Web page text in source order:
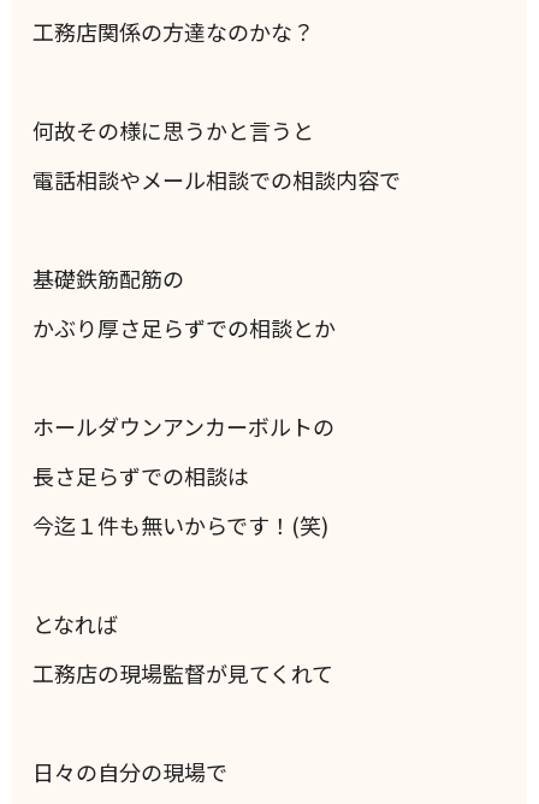
工務店関係の方達なのかな？
何故その様に思うかと言うと
電話相談やメール相談での相談内容で
基礎鉄筋配筋の
かぶり厚さ足らずでの相談とか
ホールダウンアンカーボルトの
長さ足らずでの相談は
今迄１件も無いからです！(笑)
となれば
工務店の現場監督が見てくれて
日々の自分の現場で